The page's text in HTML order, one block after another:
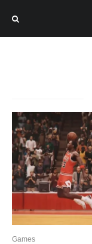
Games